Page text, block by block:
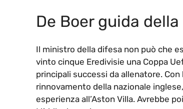
De Boer guida
Il ministro della difesa non può che
vinto cinque Eredivisie una Coppa
principali successi da allenatore.
rinnovamento della nazionale inglese,
esperienza all’Aston Villa. Avrebbe